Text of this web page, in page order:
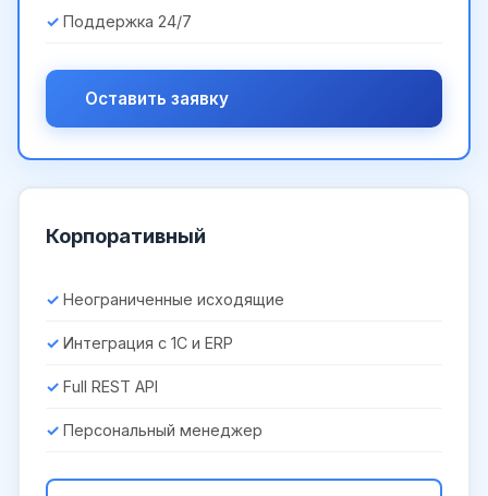
Поддержка 24/7
Оставить заявку
Корпоративный
Неограниченные исходящие
Интеграция с 1С и ERP
Full REST API
Персональный менеджер